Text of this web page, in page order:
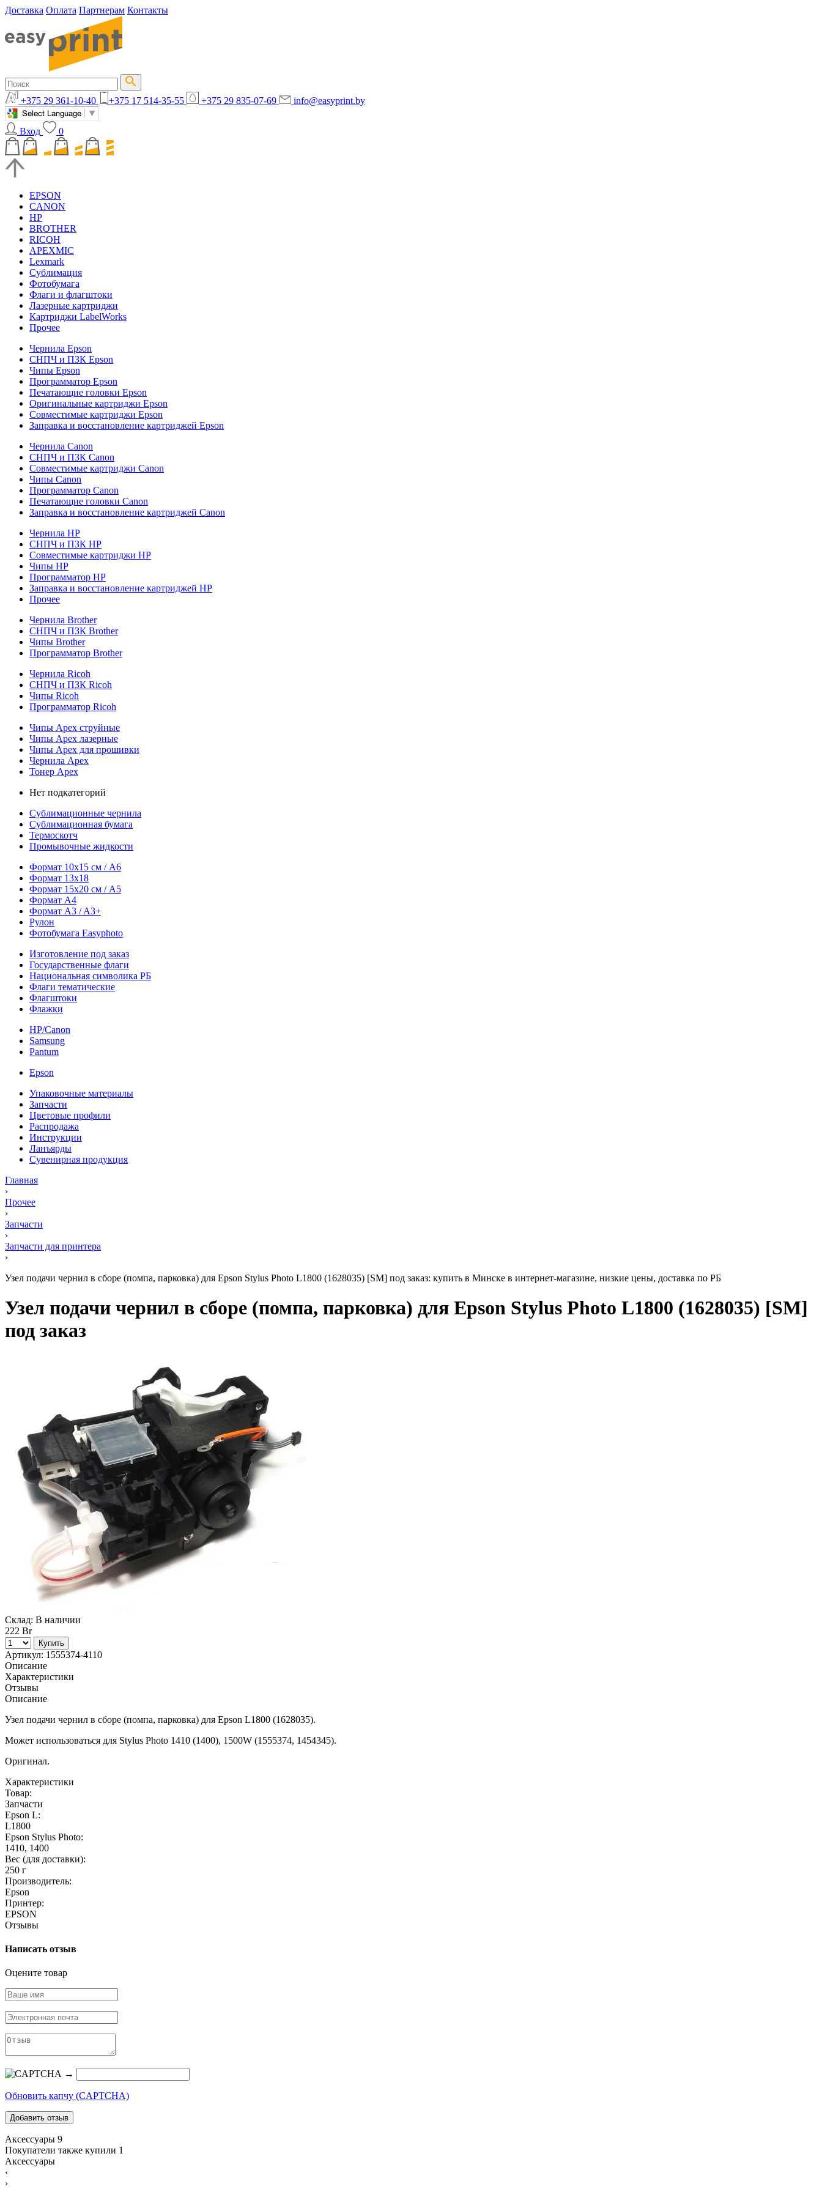
Доставка Оплата Партнерам Контакты
+375 29 361-10-40 +375 17 514-35-55 +375 29 835-07-69 info@easyprint.by
Вход 0
EPSON
CANON
HP
BROTHER
RICOH
APEXMIC
Lexmark
Сублимация
Фотобумага
Флаги и флагштоки
Лазерные картриджи
Картриджи LabelWorks
Прочее
Чернила Epson
СНПЧ и ПЗК Epson
Чипы Epson
Программатор Epson
Печатающие головки Epson
Оригинальные картриджи Epson
Совместимые картриджи Epson
Заправка и восстановление картриджей Epson
Чернила Canon
СНПЧ и ПЗК Canon
Совместимые картриджи Canon
Чипы Canon
Программатор Canon
Печатающие головки Canon
Заправка и восстановление картриджей Canon
Чернила HP
СНПЧ и ПЗК HP
Совместимые картриджи HP
Чипы HP
Программатор HP
Заправка и восстановление картриджей HP
Прочее
Чернила Brother
СНПЧ и ПЗК Brother
Чипы Brother
Программатор Brother
Чернила Ricoh
СНПЧ и ПЗК Ricoh
Чипы Ricoh
Программатор Ricoh
Чипы Apex струйные
Чипы Apex лазерные
Чипы Apex для прошивки
Чернила Apex
Тонер Apex
Нет подкатегорий
Сублимационные чернила
Сублимационная бумага
Термоскотч
Промывочные жидкости
Формат 10х15 см / A6
Формат 13х18
Формат 15х20 см / A5
Формат А4
Формат A3 / A3+
Рулон
Фотобумага Easyphoto
Изготовление под заказ
Государственные флаги
Национальная символика РБ
Флаги тематические
Флагштоки
Флажки
HP/Canon
Samsung
Pantum
Epson
Упаковочные материалы
Запчасти
Цветовые профили
Распродажа
Инструкции
Ланъярды
Сувенирная продукция
Главная
›
Прочее
›
Запчасти
›
Запчасти для принтера
›
Узел подачи чернил в сборе (помпа, парковка) для Epson Stylus Photo L1800 (1628035) [SM] под заказ: купить в Минске в интернет-магазине, низкие цены, доставка по РБ
Узел подачи чернил в сборе (помпа, парковка) для Epson Stylus Photo L1800 (1628035) [SM]
под заказ
Склад: В наличии
222 Br
Купить
Артикул: 1555374-4110
Описание
Характеристики
Отзывы
Описание
Узел подачи чернил в сборе (помпа, парковка) для Epson L1800 (1628035).
Может использоваться для Stylus Photo 1410 (1400), 1500W (1555374, 1454345).
Оригинал.
Характеристики
Товар:
Запчасти
Epson L:
L1800
Epson Stylus Photo:
1410, 1400
Вес (для доставки):
250 г
Производитель:
Epson
Принтер:
EPSON
Отзывы
Написать отзыв
Оцените товар
→
Обновить капчу (CAPTCHA)
Аксессуары 9
Покупатели также купили 1
Аксессуары
‹
›